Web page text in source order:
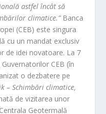
astfel încât să
climatice.”Banca
(CEB) este singura
cu un mandat exclusiv
de idei novatoare. La 7
CEB (în
o dezbatere pe
– Schimbări climatice,
de vizitarea unor
Geotermală